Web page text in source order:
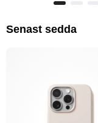
Senast sedda